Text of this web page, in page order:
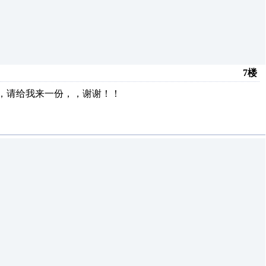
7楼
给我来一份，，谢谢！！